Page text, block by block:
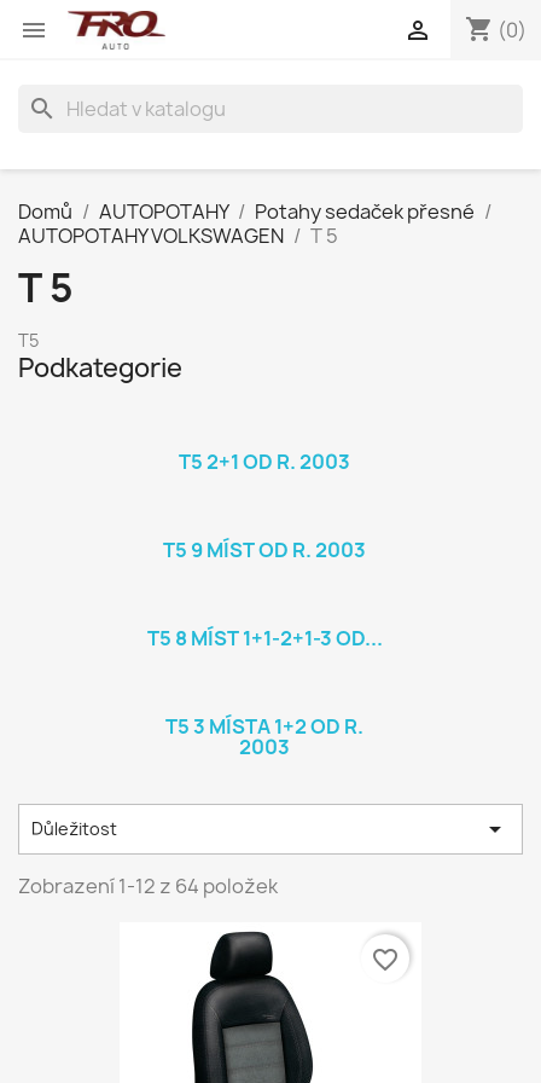
 shopping_cart (0)

search
Domů AUTOPOTAHY
Potahy sedaček přesné
AUTOPOTAHY VOLKSWAGEN
T 5
T 5
T5
Podkategorie
T5 2+1 OD R. 2003
T5 9 MÍST OD R. 2003
T5 8 MÍST 1+1-2+1-3 OD...
T5 3 MÍSTA 1+2 OD R.
2003
Důležitost 
Zobrazení 1-12 z 64 položek
favorite_border